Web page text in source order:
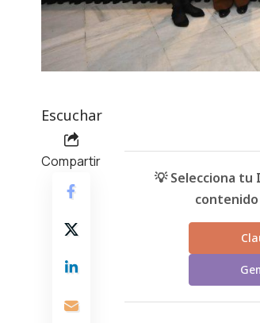
Escuchar
Compartir
💡 Selecciona